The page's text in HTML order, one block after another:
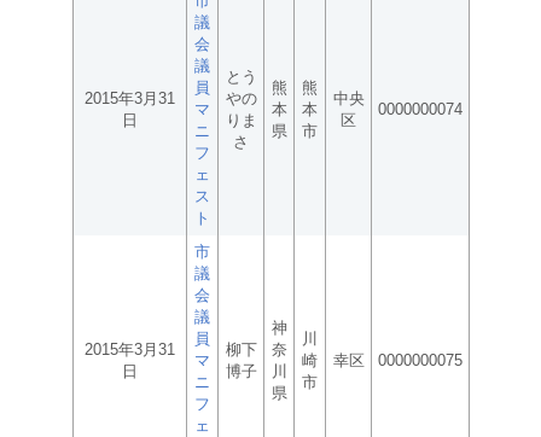
2015年3月31
日
議
会
議
員
マ
ニ
フ
ェ
ス
ト
とう
やの
りま
さ
熊
本
県
熊
本
市
中央
区
0000000074
2015年3月31
日
市
議
会
議
員
マ
ニ
フ
ェ
柳下
博子
神
奈
川
県
川
崎
市
幸区 0000000075